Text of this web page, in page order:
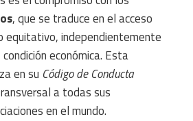
, que se traduce en el acceso
equitativo, independientemente
económica. Esta
en su Código de Conducta
a todas sus
en el mundo.